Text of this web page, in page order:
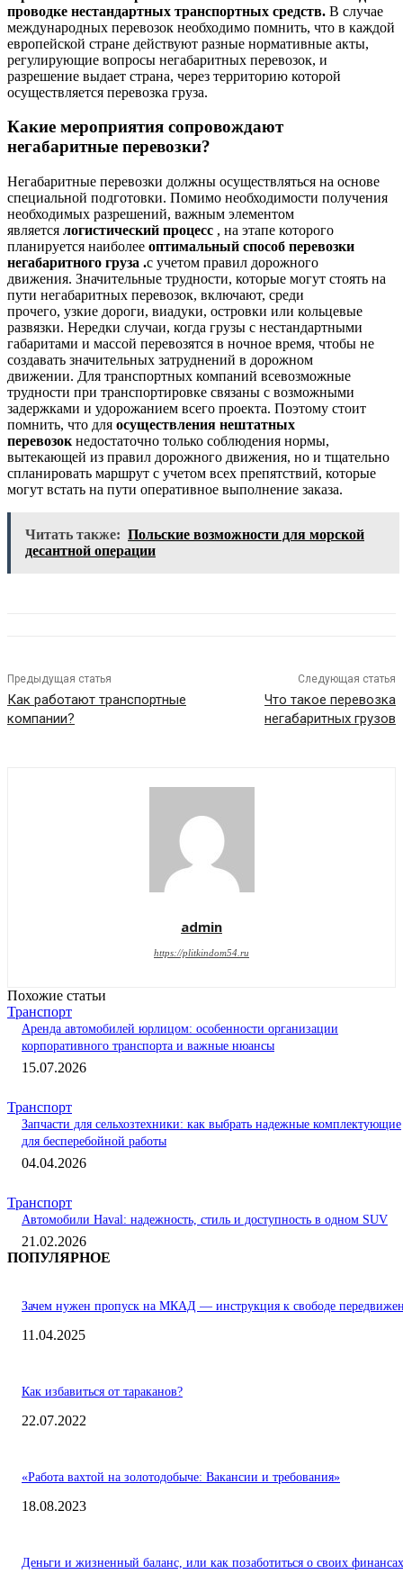
проводке нестандартных транспортных средств. В случае
международных перевозок необходимо помнить, что в каждой
европейской стране действуют разные нормативные акты,
регулирующие вопросы негабаритных перевозок, и
разрешение выдает страна, через территорию которой
осуществляется перевозка груза.
Какие мероприятия сопровождают
негабаритные перевозки?
Негабаритные перевозки должны осуществляться на основе
специальной подготовки. Помимо необходимости получения
необходимых разрешений, важным элементом
является логистический процесс , на этапе которого
планируется наиболее оптимальный способ перевозки
негабаритного груза .с учетом правил дорожного
движения. Значительные трудности, которые могут стоять на
пути негабаритных перевозок, включают, среди
прочего, узкие дороги, виадуки, островки или кольцевые
развязки. Нередки случаи, когда грузы с нестандартными
габаритами и массой перевозятся в ночное время, чтобы не
создавать значительных затруднений в дорожном
движении. Для транспортных компаний всевозможные
трудности при транспортировке связаны с возможными
задержками и удорожанием всего проекта. Поэтому стоит
помнить, что для осуществления нештатных
перевозок недостаточно только соблюдения нормы,
вытекающей из правил дорожного движения, но и тщательно
спланировать маршрут с учетом всех препятствий, которые
могут встать на пути оперативное выполнение заказа.
Читать также: Польские возможности для морской
десантной операции
Предыдущая статья
Как работают транспортные
компании?
Следующая статья
Что такое перевозка
негабаритных грузов
admin
https://plitkindom54.ru
Похожие статьи
Транспорт
Аренда автомобилей юрлицом: особенности организации
корпоративного транспорта и важные нюансы
15.07.2026
Транспорт
Запчасти для сельхозтехники: как выбрать надежные комплектующие
для бесперебойной работы
04.04.2026
Транспорт
Автомобили Haval: надежность, стиль и доступность в одном SUV
21.02.2026
ПОПУЛЯРНОЕ
Зачем нужен пропуск на МКАД — инструкция к свободе
11.04.2025
Как избавиться от тараканов?
22.07.2022
«Работа вахтой на золотодобыче: Вакансии и требования»
18.08.2023
Деньги и жизненный баланс, или как позаботиться о своих финансах